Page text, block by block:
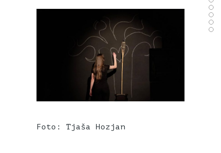
Foto: Tjaša Hozjan